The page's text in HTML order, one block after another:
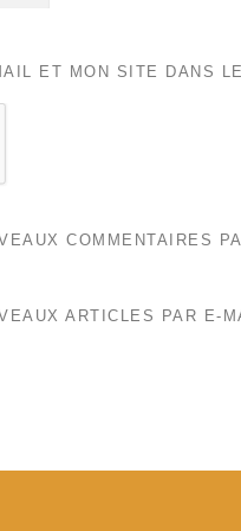
ET MON SITE DANS
COMMENTAIRES
ARTICLES PAR E-